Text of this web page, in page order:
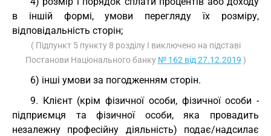
в іншій формі, умови перегляду їх розміру,
відповідальність сторін;
( Підпункт 5 пункту 8 розділу I виключено на підставі
Постанови Національного банку № 162 від 27.12.2019 )
6) інші умови за погодженням сторін.
9. Клієнт (крім фізичної особи, фізичної особи -
підприємця та фізичної особи, яка провадить
незалежну професійну діяльність) подає/надсилає